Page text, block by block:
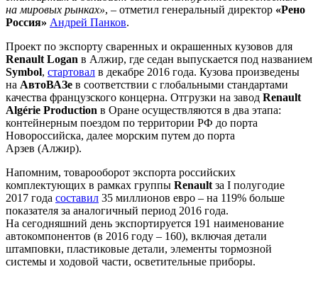
на мировых рынках», – отметил генеральный директор «Рено
Россия» Андрей Панков.
Проект по экспорту сваренных и окрашенных кузовов для
Renault Logan в Алжир, где седан выпускается под названием
Symbol, стартовал в декабре 2016 года. Кузова произведены
на АвтоВАЗе в соответствии с глобальными стандартами
качества французского концерна. Отгрузки на завод Renault
Algérie Production в Оране осуществляются в два этапа:
контейнерным поездом по территории РФ до порта
Новороссийска, далее морским путем до порта
Арзев (Алжир).
Напомним, товарооборот экспорта российских
комплектующих в рамках группы Renault за I полугодие
2017 года составил 35 миллионов евро – на 119% больше
показателя за аналогичный период 2016 года.
На сегодняшний день экспортируется 191 наименование
автокомпонентов (в 2016 году – 160), включая детали
штамповки, пластиковые детали, элементы тормозной
системы и ходовой части, осветительные приборы.